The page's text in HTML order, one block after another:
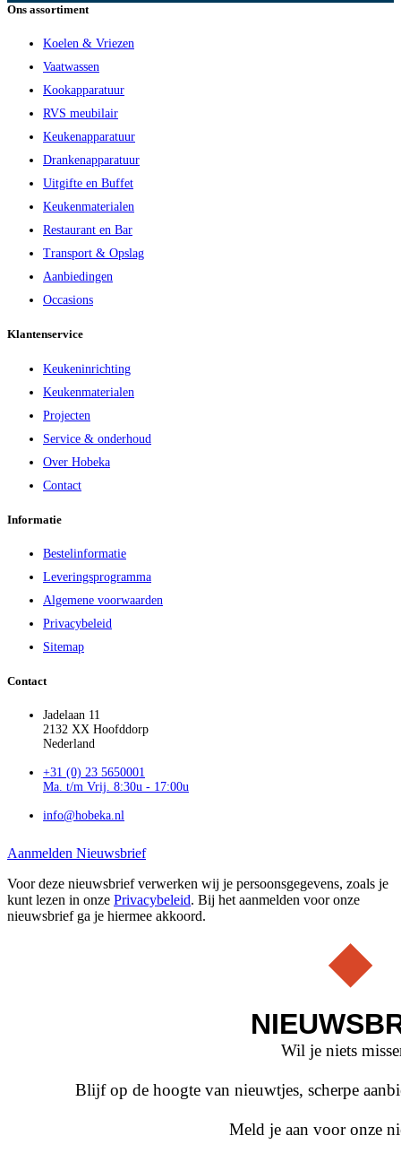
Ons assortiment
Koelen & Vriezen
Vaatwassen
Kookapparatuur
RVS meubilair
Keukenapparatuur
Drankenapparatuur
Uitgifte en Buffet
Keukenmaterialen
Restaurant en Bar
Transport & Opslag
Aanbiedingen
Occasions
Klantenservice
Keukeninrichting
Keukenmaterialen
Projecten
Service & onderhoud
Over Hobeka
Contact
Informatie
Bestelinformatie
Leveringsprogramma
Algemene voorwaarden
Privacybeleid
Sitemap
Contact
Jadelaan 11
2132 XX Hoofddorp
Nederland
+31 (0) 23 5650001
Ma. t/m Vrij. 8:30u - 17:00u
info@hobeka.nl
Aanmelden Nieuwsbrief
Voor deze nieuwsbrief verwerken wij je persoonsgegevens, zoals je
kunt lezen in onze Privacybeleid. Bij het aanmelden voor onze
nieuwsbrief ga je hiermee akkoord.
Wil je niets
Blijf op de hoogte van nieuwtjes, scherpe
Meld je aan voor onze